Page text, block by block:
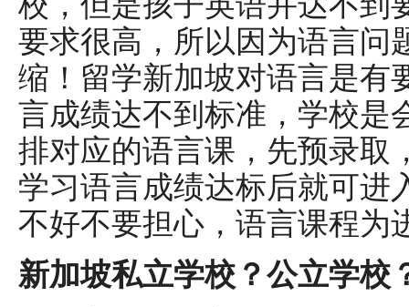
要求很高，所以因为语言问
缩！留学新加坡对语言是有
言成绩达不到标准，学校是
排对应的语言课，先预录取
学习语言成绩达标后就可进
不好不要担心，语言课程为
新加坡私立学校？公立学校